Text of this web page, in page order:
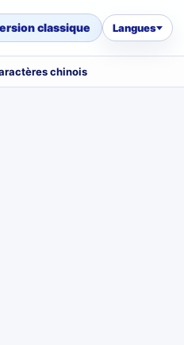
classique Langues
chinois